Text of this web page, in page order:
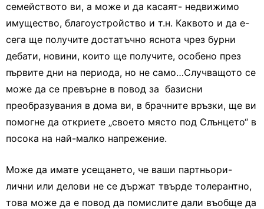
семейството ви, а може и да касаят- недвижимо
имущество, благоустройство и т.н. Каквото и да е-
сега ще получите достатъчно яснота чрез бурни
дебати, новини, които ще получите, особено през
първите дни на периода, но не само…Случващото се
може да се превърне в повод за базисни
преобразувания в дома ви, в брачните връзки, ще ви
помогне да откриете „своето място под Слънцето“ в
посока на най-малко напрежение.
Може да имате усещането, че ваши партньори-
лични или делови не се държат твърде толерантно,
това може да е повод да помислите дали въобще да